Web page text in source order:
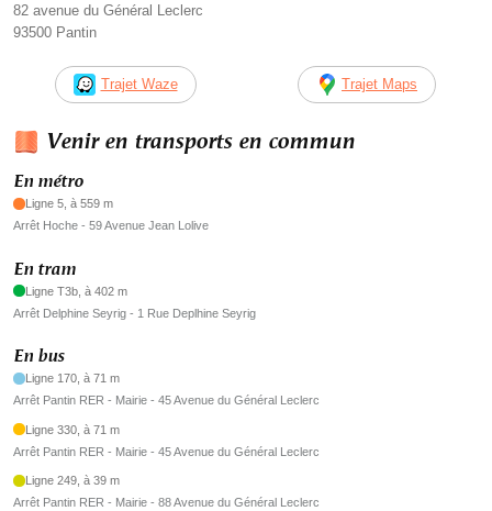
82 avenue du Général Leclerc
93500 Pantin
Trajet Waze Trajet Maps
Venir en transports en commun
En métro
Ligne 5, à 559 m
Arrêt Hoche - 59 Avenue Jean Lolive
En tram
Ligne T3b, à 402 m
Arrêt Delphine Seyrig - 1 Rue Deplhine Seyrig
En bus
Ligne 170, à 71 m
Arrêt Pantin RER - Mairie - 45 Avenue du Général Leclerc
Ligne 330, à 71 m
Arrêt Pantin RER - Mairie - 45 Avenue du Général Leclerc
Ligne 249, à 39 m
Arrêt Pantin RER - Mairie - 88 Avenue du Général Leclerc